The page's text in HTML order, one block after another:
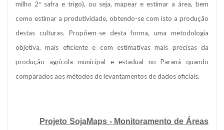
milho 2ª safra e trigo), ou seja, mapear e estimar a área, bem
como estimar a produtividade, obtendo-se com isto a produção
destas culturas. Propõem-se desta forma, uma metodologia
objetiva, mais eficiente e com estimativas mais precisas da
produção agrícola municipal e estadual no Paraná quando
comparados aos métodos de levantamentos de dados oficiais.
Projeto SojaMaps - Monitoramento de Áreas